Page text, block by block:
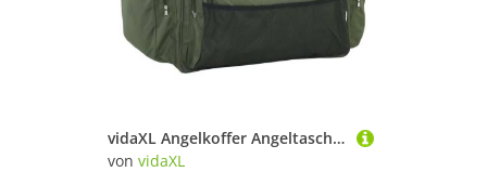
vidaXL Angelkoffer Angeltasche Wasserdicht Dunkelgrün Oxford-Gewebe
von vidaXL